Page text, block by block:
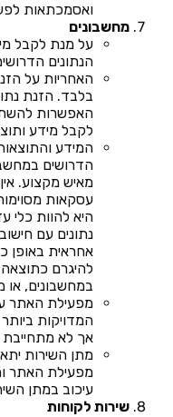
ואסמכתאות
מחשבונים
על מנת לקבל
הנתונים
האחריות על
בלבד. הזנת
האפשרות
לקבל מידע
המידע
הדרושים
מאיש מקצוע.
עסקאות
היא להוות כלי
נתונים עם
אחראית באופן
להיגרם
במחשבונים, או
מפעילת האתר
המדויקות
אך לא מתחייבת
מתן השירות
מפעילת האתר
עיכוב במתן
שירות לקוחות